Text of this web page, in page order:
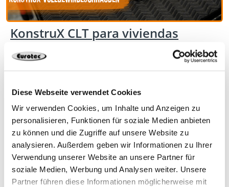
Diese Webseite verwendet Cookies
Wir verwenden Cookies, um Inhalte und Anzeigen zu
personalisieren, Funktionen für soziale Medien anbieten
zu können und die Zugriffe auf unsere Website zu
analysieren. Außerdem geben wir Informationen zu Ihrer
Verwendung unserer Website an unsere Partner für
soziale Medien, Werbung und Analysen weiter. Unsere
Partner führen diese Informationen möglicherweise mit
KonstruX CLT para viviendas